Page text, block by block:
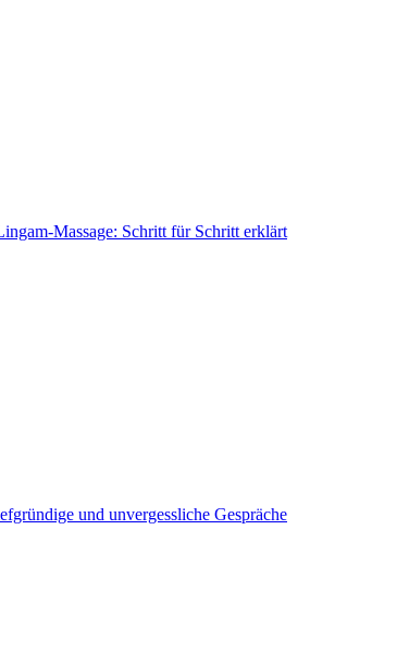
Massage: Schritt für Schritt erklärt
und unvergessliche Gespräche